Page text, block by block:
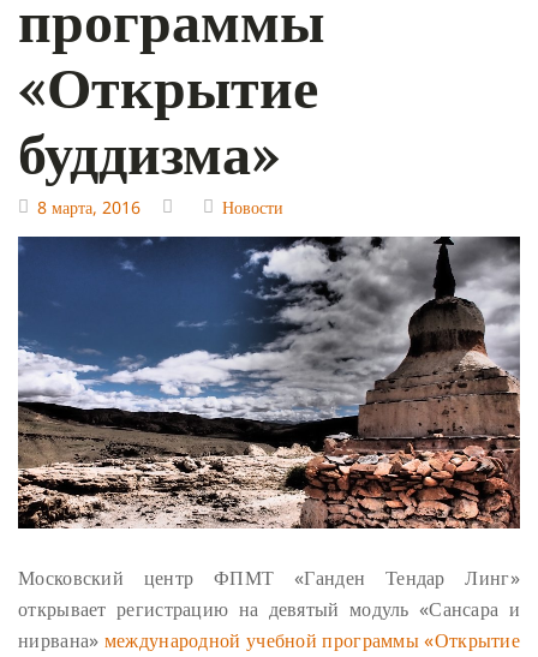
программы
«Открытие
буддизма»
8 марта, 2016 Новости
Московский центр ФПМТ «Ганден Тендар Линг»
открывает регистрацию на девятый модуль «Сансара и
нирвана» международной учебной программы «Открытие